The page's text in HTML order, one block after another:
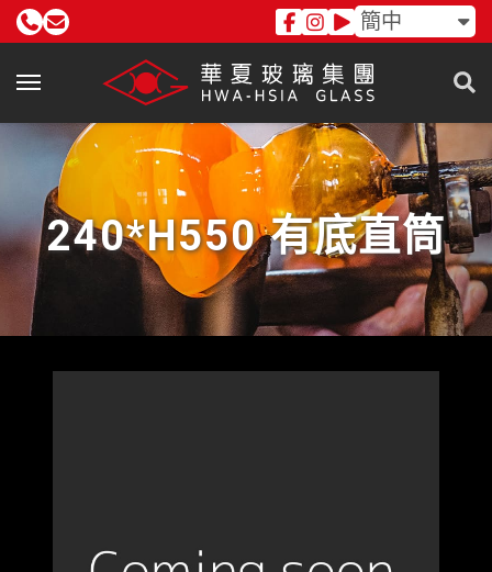
簡中
240*H550 有底直筒